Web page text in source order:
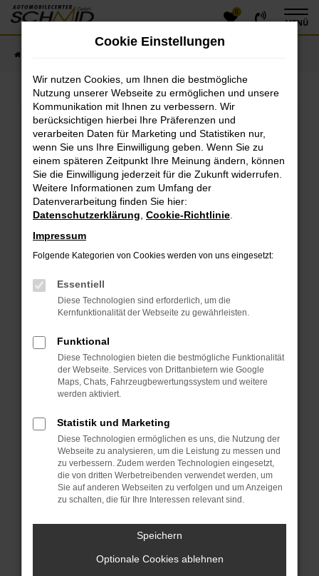
Zum
Hauptinhalt
0
MENÜ
Fehler: Network Error
Beim Laden ist ein Fehler aufgetreten.
Hier sind ein paar Tipps, die dir helfen können:
Überprüfe deine Firewall und deine
Internetverbindung.
Laden andere Webseiten, zum Beispiel deine
Suchmaschine?
Prüfe deine Browsererweiterungen.
das Laden bestimmter Seiten verhindern.
Funktioniert die Seite in einem anderen Browser
oder in einem privaten Fenster?
Das kann manchmal helfen, vorübergehende
Probleme zu beheben.
Stelle sicher, dass dein Browser und dein
Betriebssystem auf dem neuesten Stand sind.
Sicherheitsrisiko, sondern kann auch dazu führen,
dass bestimmte Funktionen nicht mehr
unterstützt werden.
Wende dich an den Webseitenbetreiber.
Wenn du alle oben genannten Schritte versucht
hast, kontaktiere uns bitte. Wir werden versuchen,
das Problem zu beheben. Du kannst uns diesen
Text schicken, um uns bei der Fehlersuche zu
unterstützen:
Cookie Einstellungen
Wir nutzen Cookies, um Ihnen die bestmögliche
Nutzung unserer Webseite zu ermöglichen und unsere
Kommunikation mit Ihnen zu verbessern. Wir
berücksichtigen hierbei Ihre Präferenzen und
verarbeiten Daten für Marketing und Statistiken nur,
wenn Sie uns Ihre Einwilligung geben. Wenn Sie zu
einem späteren Zeitpunkt Ihre Meinung ändern, können
Sie die Einwilligung jederzeit für die Zukunft widerrufen.
Weitere Informationen zum Umfang der
Datenverarbeitung finden Sie hier:
Datenschutzerklärung Cookie-Richtlinie
Impressum
Folgende Kategorien von Cookies werden von uns eingesetzt:
Essentiell
Diese Technologien sind erforderlich, um die
Kernfunktionalität der Webseite zu gewährleisten.
Funktional
Diese Technologien bieten die bestmögliche Funktionalität
der Webseite. Services von Drittanbietern wie Google
Maps, Chats, Fahrzeugbewertungssystem und weitere
werden aktiviert.
Statistik und Marketing
Diese Technologien ermöglichen es uns, die Nutzung der
Webseite zu analysieren, um die Leistung zu messen und
zu verbessern. Zudem werden Technologien eingesetzt,
die von dritten Werbetreibenden verwendet werden, um
Sie auf anderen Webseiten zu verfolgen und um Anzeigen
zu schalten, die für Ihre Interessen relevant sind.
Speichern
Optionale Cookies ablehnen